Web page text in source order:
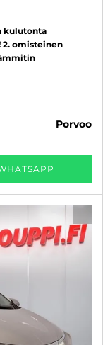
kulutonta
2. omisteinen
porvoo